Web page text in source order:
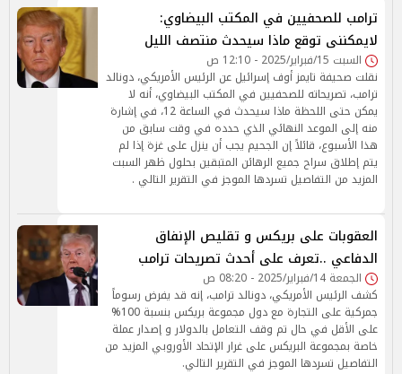
ترامب للصحفيين في المكتب البيضاوي:
لايمكننى توقع ماذا سيحدث منتصف الليل
السبت 15/فبراير/2025 - 12:10 ص
نقلت صحيفة تايمز أوف إسرائيل عن الرئيس الأمريكي، دونالد
ترامب، تصريحاته للصحفيين في المكتب البيضاوي، أنه لا
يمكن حتى اللحظة ماذا سيحدث في الساعة 12، في إشارة
منه إلى الموعد النهائي الذي حدده في وقت سابق من
هذا الأسبوع، قائلاً إن الجحيم يجب أن ينزل على غزة إذا لم
يتم إطلاق سراح جميع الرهائن المتبقين بحلول ظهر السبت
المزيد من التفاصيل تسردها الموجز في التقرير التالي .
العقوبات على بريكس و تقليص الإنفاق
الدفاعي ..تعرف على أحدث تصريحات ترامب
الجمعة 14/فبراير/2025 - 08:20 ص
كشف الرئيس الأمريكي، دونالد ترامب، إنه قد يفرض رسوماً
جمركية على التجارة مع دول مجموعة بريكس بنسبة 100%
على الأقل في حال تم وقف التعامل بالدولار و إصدار عملة
خاصة بمجموعة البريكس على غرار الإتحاد الأوروبي المزيد من
التفاصيل تسردها الموجز في التقرير التالي.